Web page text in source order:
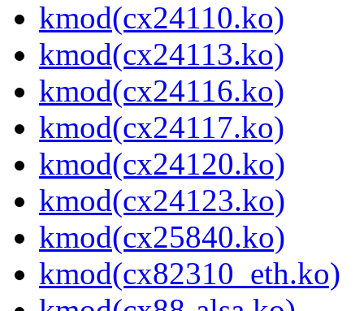
kmod(cx24110.ko)
kmod(cx24113.ko)
kmod(cx24116.ko)
kmod(cx24117.ko)
kmod(cx24120.ko)
kmod(cx24123.ko)
kmod(cx25840.ko)
kmod(cx82310_eth.ko)